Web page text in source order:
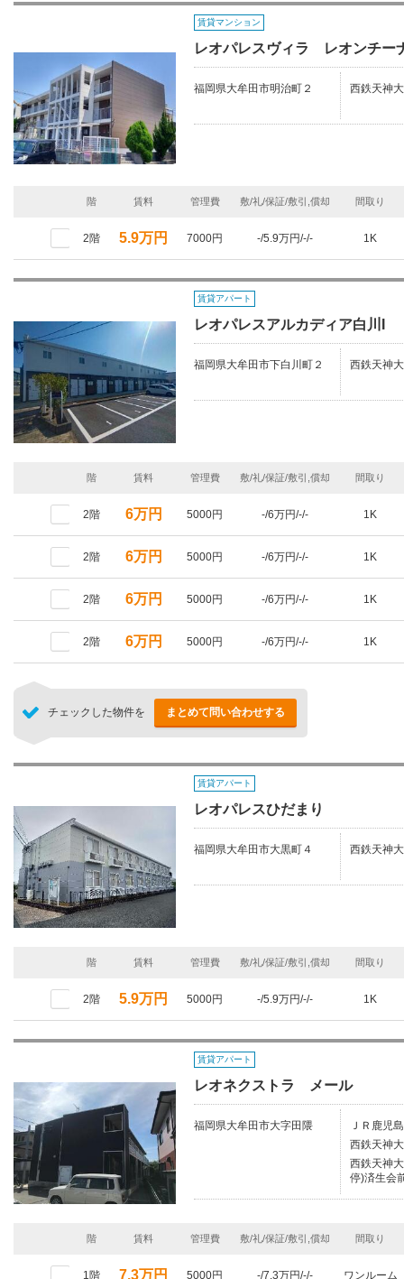
賃貸マンション
レオパレスヴィラ レオンチー
福岡県大牟田市明治町２ 西鉄天神
階 賃料 管理費 敷/礼/保証/敷引,償却 間取り
2階 5.9万円 7000円 -/5.9万円/-/- 1K
賃貸アパート
レオパレスアルカディア白川I
福岡県大牟田市下白川町２ 西鉄天神
階 賃料 管理費 敷/礼/保証/敷引,償却 間取り
2階 6万円 5000円 -/6万円/-/- 1K
2階 6万円 5000円 -/6万円/-/- 1K
2階 6万円 5000円 -/6万円/-/- 1K
2階 6万円 5000円 -/6万円/-/- 1K
チェックした物件を まとめて問い合わせする
賃貸アパート
レオパレスひだまり
福岡県大牟田市大黒町４ 西鉄天神
階 賃料 管理費 敷/礼/保証/敷引,償却 間取り
2階 5.9万円 5000円 -/5.9万円/-/- 1K
賃貸アパート
レオネクストラ メール
福岡県大牟田市大字田隈
ＪＲ鹿児
西鉄天神
西鉄天神
停)済生会
階 賃料 管理費 敷/礼/保証/敷引,償却 間取り
1階 7.3万円 5000円 -/7.3万円/-/- ワンルーム